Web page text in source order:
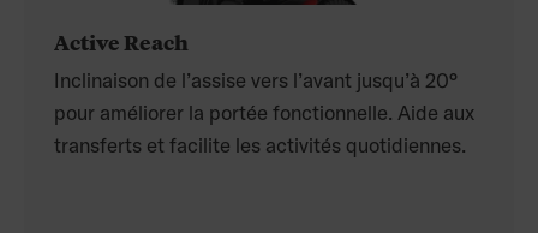
Active Reach
Inclinaison de l’assise vers l’avant jusqu’à 20°
pour améliorer la portée fonctionnelle. Aide aux
transferts et facilite les activités quotidiennes.